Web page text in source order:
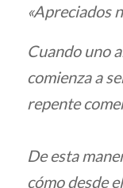
«Apreciados
Cuando uno
comienza a
repente
De esta
cómo desde